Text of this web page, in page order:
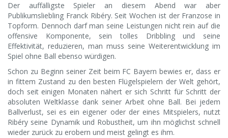
Der auffälligste Spieler an diesem Abend war aber
Publikumsliebling Franck Ribéry. Seit Wochen ist der Franzose in
Topform. Dennoch darf man seine Leistungen nicht rein auf die
offensive Komponente, sein tolles Dribbling und seine
Effektivität, reduzieren, man muss seine Weiterentwicklung im
Spiel ohne Ball ebenso würdigen.
Schon zu Beginn seiner Zeit beim FC Bayern bewies er, dass er
in fittem Zustand zu den besten Flügelspielern der Welt gehört,
doch seit einigen Monaten nähert er sich Schritt für Schritt der
absoluten Weltklasse dank seiner Arbeit ohne Ball. Bei jedem
Ballverlust, sei es ein eigener oder der eines Mitspielers, nutzt
Ribéry seine Dynamik und Robustheit, um ihn möglichst schnell
wieder zurück zu erobern und meist gelingt es ihm.